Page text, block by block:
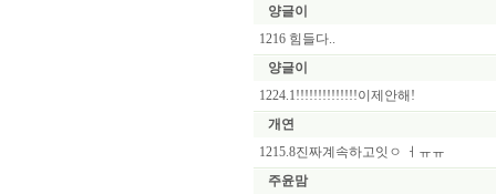
양글이
1216 힘들다..
양글이
1224.1!!!!!!!!!!!!!!이제안해!
개연
1215.8진짜계속하고잇ㅇ ㅓㅠㅠ
주윤맘